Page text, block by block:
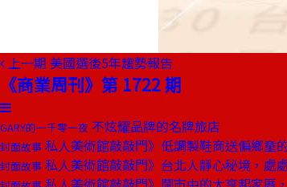
上一期 美國選後5年趨勢報告
《商業周刊》第 1722 期
GARY的一千零一夜 不炫耀品牌的名牌旅店
封面故事 私人美術館敲敲門》低調製鞋商送偏鄉童
封面故事 私人美術館敲敲門》台北人靜心秘境，處